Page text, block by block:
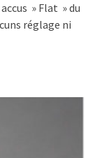
» Flat » du
réglage ni